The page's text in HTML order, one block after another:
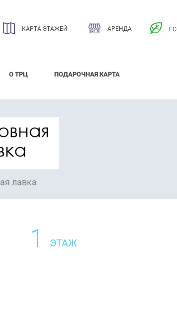
КАРТА ЭТАЖЕЙ АРЕНДА
О ТРЦ ПОДАРОЧНАЯ КАРТА
лавка
1 ЭТАЖ